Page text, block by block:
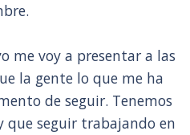
me voy a presentar a las
la gente lo que me ha
de seguir. Tenemos
que seguir trabajando en